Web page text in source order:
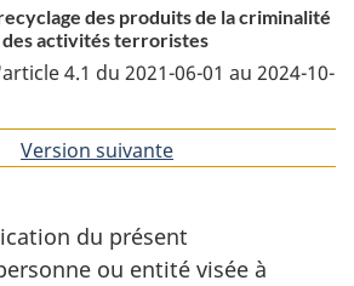
des produits de la criminalité
activités terroristes
4.1 du 2021-06-01 au 2024-10-
Version suivante
du présent
ou entité visée à